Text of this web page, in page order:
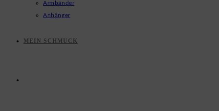
Armbänder
Anhänger
MEIN SCHMUCK